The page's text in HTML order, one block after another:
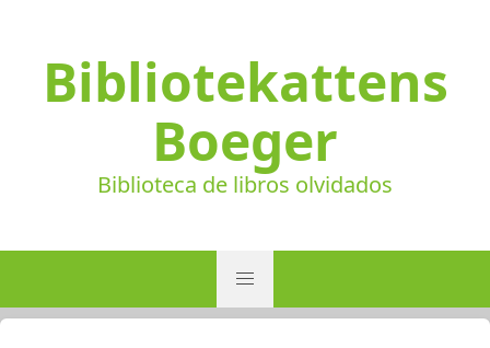
Bibliotekattens
Boeger
Biblioteca de libros olvidados